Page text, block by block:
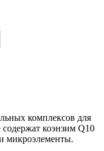
комплексов для
содержат коэнзим Q10
микроэлементы.